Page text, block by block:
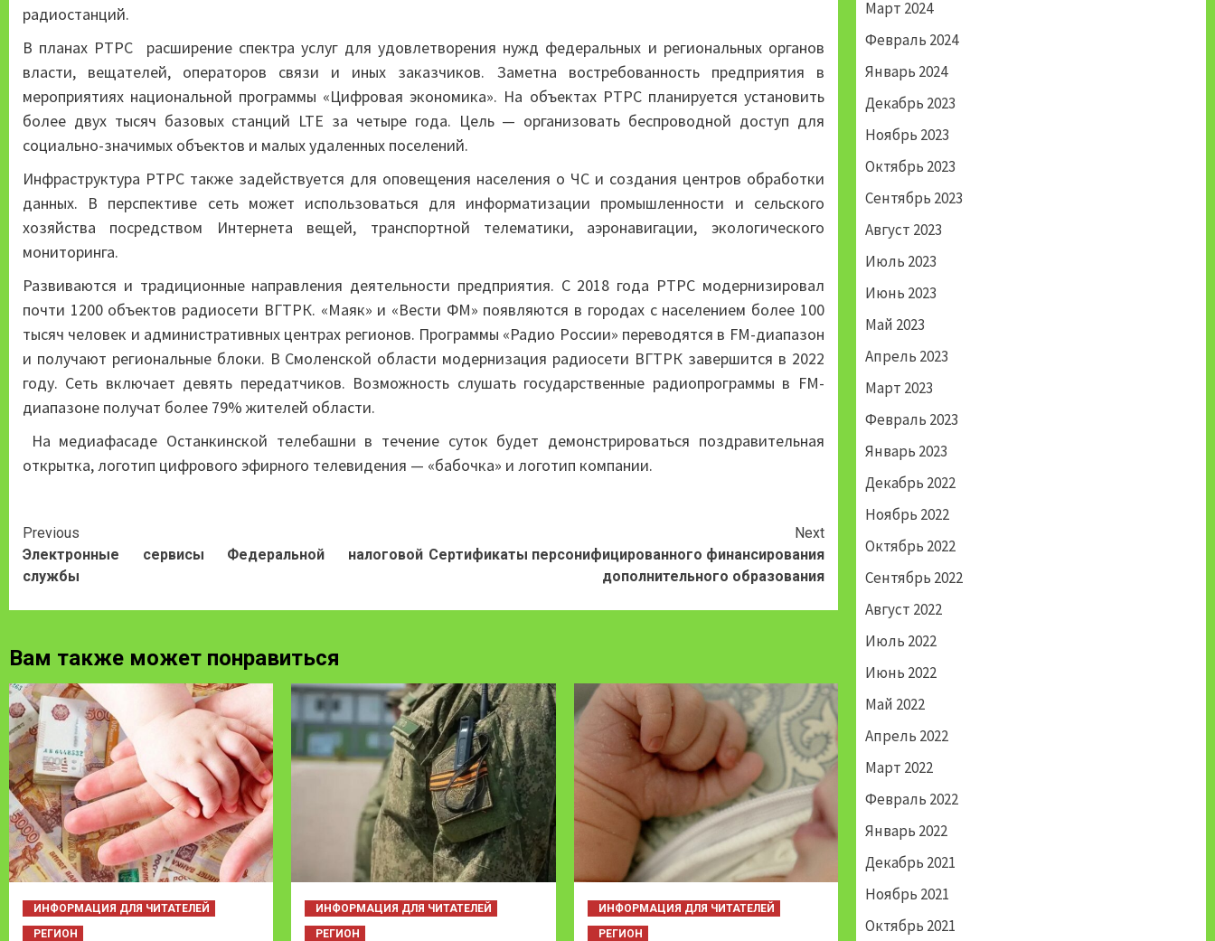
радиостанций.
В планах РТРС расширение спектра услуг для удовлетворения нужд федеральных и региональных органов
власти, вещателей, операторов связи и иных заказчиков. Заметна востребованность предприятия в
мероприятиях национальной программы «Цифровая экономика». На объектах РТРС планируется установить
более двух тысяч базовых станций LTE за четыре года. Цель — организовать беспроводной доступ для
социально-значимых объектов и малых удаленных поселений.
Инфраструктура РТРС также задействуется для оповещения населения о ЧС и создания центров обработки
данных. В перспективе сеть может использоваться для информатизации промышленности и сельского
хозяйства посредством Интернета вещей, транспортной телематики, аэронавигации, экологического
мониторинга.
Развиваются и традиционные направления деятельности предприятия. С 2018 года РТРС модернизировал
почти 1200 объектов радиосети ВГТРК. «Маяк» и «Вести ФМ» появляются в городах с населением более 100
тысяч человек и административных центрах регионов. Программы «Радио России» переводятся в FM-диапазон
и получают региональные блоки. В Смоленской области модернизация радиосети ВГТРК завершится в 2022
году. Сеть включает девять передатчиков. Возможность слушать государственные радиопрограммы в FM-
диапазоне получат более 79% жителей области.
На медиафасаде Останкинской телебашни в течение суток будет демонстрироваться поздравительная
открытка, логотип цифрового эфирного телевидения — «бабочка» и логотип компании.
Continue
Reading
Previous
Электронные сервисы Федеральной налоговой
службы
Next
Сертификаты персонифицированного финансирования
дополнительного образования
Вам также может понравиться
ИНФОРМАЦИЯ ДЛЯ ЧИТАТЕЛЕЙ
РЕГИОН
ИНФОРМАЦИЯ ДЛЯ ЧИТАТЕЛЕЙ
РЕГИОН
ИНФОРМАЦИЯ ДЛЯ ЧИТАТЕЛЕЙ
РЕГИОН
Март 2024
Февраль 2024
Январь 2024
Декабрь 2023
Ноябрь 2023
Октябрь 2023
Сентябрь 2023
Август 2023
Июль 2023
Июнь 2023
Май 2023
Апрель 2023
Март 2023
Февраль 2023
Январь 2023
Декабрь 2022
Ноябрь 2022
Октябрь 2022
Сентябрь 2022
Август 2022
Июль 2022
Июнь 2022
Май 2022
Апрель 2022
Март 2022
Февраль 2022
Январь 2022
Декабрь 2021
Ноябрь 2021
Октябрь 2021